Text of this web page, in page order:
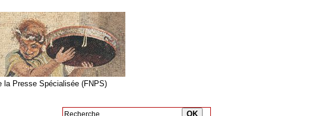
la Presse Spécialisée (FNPS)